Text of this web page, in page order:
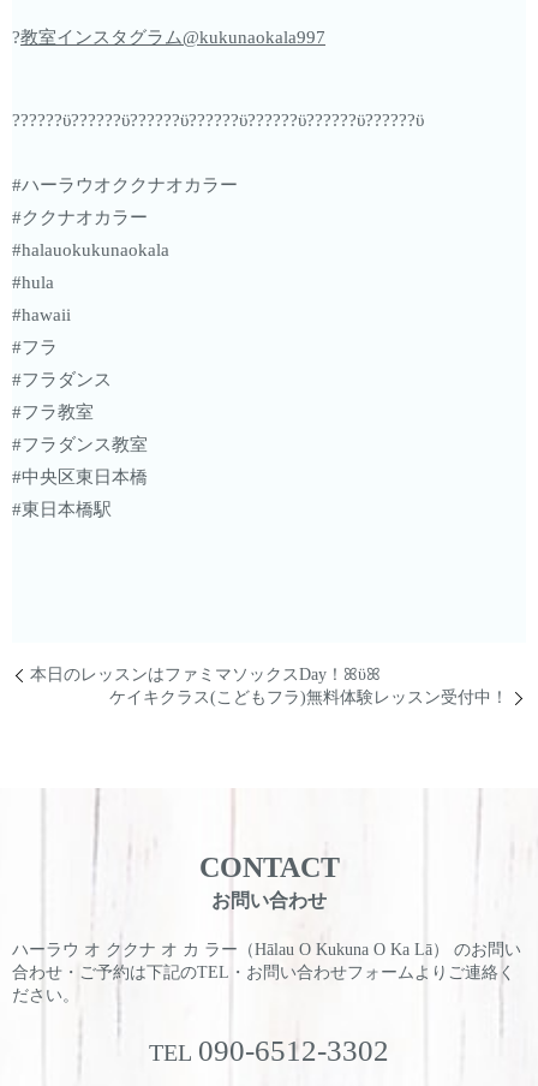
?教室インスタグラム@kukunaokala997
??????ϋ??????ϋ??????ϋ??????ϋ??????ϋ??????ϋ??????ϋ
#ハーラウオククナオカラー
#ククナオカラー
#halauokukunaokala
#hula
#hawaii
#フラ
#フラダンス
#フラ教室
#フラダンス教室
#中央区東日本橋
#東日本橋駅
本日のレッスンはファミマソックスDay！ꕤϋꕤ
ケイキクラス(こどもフラ)無料体験レッスン受付中！
CONTACT
お問い合わせ
ハーラウ オ ククナ オ カ ラー（Hālau O Kukuna O Ka Lā） のお問い
合わせ・ご予約は下記のTEL・お問い合わせフォームよりご連絡く
ださい。
TEL 090-6512-3302